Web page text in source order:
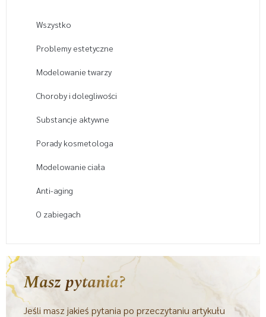
Wszystko
Problemy estetyczne
Modelowanie twarzy
Choroby i dolegliwości
Substancje aktywne
Porady kosmetologa
Modelowanie ciała
Anti-aging
O zabiegach
Masz pytania?
Jeśli masz jakieś pytania po przeczytaniu artykułu